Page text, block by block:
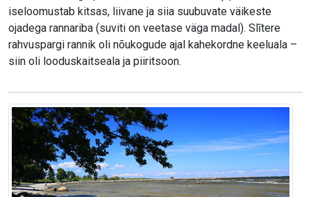
iseloomustab kitsas, liivane ja siia suubuvate väikeste
ojadega rannariba (suviti on veetase väga madal). Slītere
rahvuspargi rannik oli nõukogude ajal kahekordne keeluala –
siin oli looduskaitseala ja piiritsoon.